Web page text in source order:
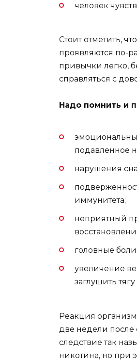
человек
Стоит отметить,
проявляются по-
привычки легко,
справляться с
Надо помнить и
подавленное
нарушения
иммунитета;
неприятный
головные
увеличение
заглушить
Реакция
две недели после
следствие так
никотина, но при